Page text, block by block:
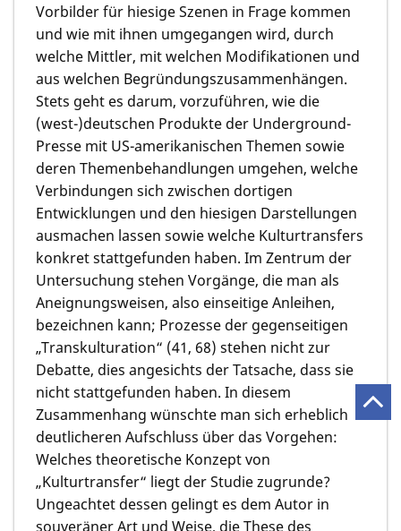
Vorbilder für hiesige Szenen in Frage kommen
und wie mit ihnen umgegangen wird, durch
welche Mittler, mit welchen Modifikationen und
aus welchen Begründungszusammenhängen.
Stets geht es darum, vorzuführen, wie die
(west-)deutschen Produkte der Underground-
Presse mit US-amerikanischen Themen sowie
deren Themenbehandlungen umgehen, welche
Verbindungen sich zwischen dortigen
Entwicklungen und den hiesigen Darstellungen
ausmachen lassen sowie welche Kulturtransfers
konkret stattgefunden haben. Im Zentrum der
Untersuchung stehen Vorgänge, die man als
Aneignungsweisen, also einseitige Anleihen,
bezeichnen kann; Prozesse der gegenseitigen
„Transkulturation“ (41, 68) stehen nicht zur
Debatte, dies angesichts der Tatsache, dass sie
nicht stattgefunden haben. In diesem
Zusammenhang wünschte man sich erheblich
deutlicheren Aufschluss über das Vorgehen:
Welches theoretische Konzept von
„Kulturtransfer“ liegt der Studie zugrunde?
Ungeachtet dessen gelingt es dem Autor in
souveräner Art und Weise, die These des